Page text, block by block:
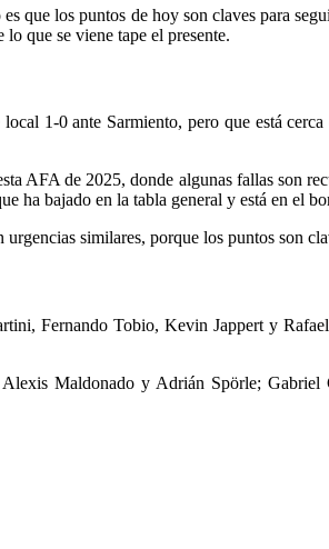
que los puntos de hoy son claves para
lo que se viene tape el presente.
1-0 ante Sarmiento, pero que está
AFA de 2025, donde algunas fallas son
ha bajado en la tabla general y está en el
similares, porque los puntos son
Fernando Tobio, Kevin Jappert y
Maldonado y Adrián Spörle;